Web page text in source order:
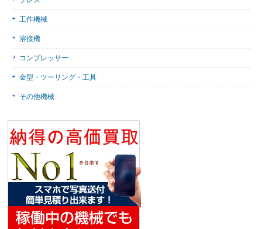
工作機械
溶接機
コンプレッサー
金型・ツーリング・工具
その他機械